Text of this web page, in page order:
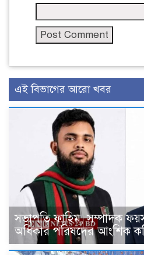
এই বিভাগের আরো খবর
সভাপতি ফাহিম, সম্পাদক
অধিকার পরিষদের আংশিক